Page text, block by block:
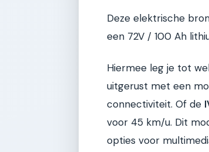
Deze elektrische
een 72V / 100 Ah
Hiermee leg je tot
uitgerust met een
connectiviteit. Of de
voor 45 km/u. Dit
opties voor